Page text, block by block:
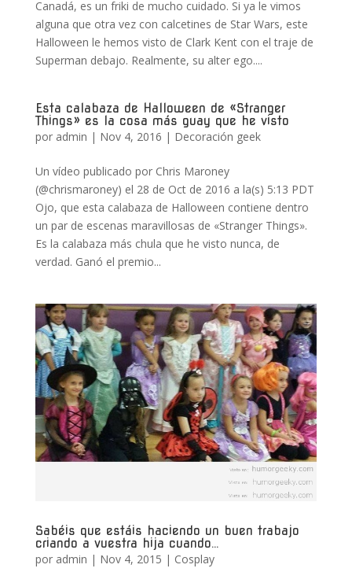
Canadá, es un friki de mucho cuidado. Si ya le vimos
alguna que otra vez con calcetines de Star Wars, este
Halloween le hemos visto de Clark Kent con el traje de
Superman debajo. Realmente, su alter ego....
Esta calabaza de Halloween de «Stranger
Things» es la cosa más guay que he visto
por admin | Nov 4, 2016 | Decoración geek
Un vídeo publicado por Chris Maroney
(@chrismaroney) el 28 de Oct de 2016 a la(s) 5:13 PDT
Ojo, que esta calabaza de Halloween contiene dentro
un par de escenas maravillosas de «Stranger Things».
Es la calabaza más chula que he visto nunca, de
verdad. Ganó el premio...
Sabéis que estáis haciendo un buen trabajo
criando a vuestra hija cuando…
por admin | Nov 4, 2015 | Cosplay